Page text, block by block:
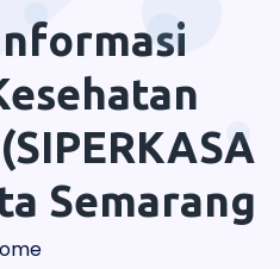
Semarang